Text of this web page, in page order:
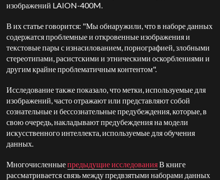
изображений LAION-400M.
В их статье говорится: "Мы обнаружили, что в наборе данных
содержатся проблемные и откровенные изображения и
текстовые пары с изнасилованием, порнографией, злобными
стереотипами, расистскими и этническими оскорблениями и
другим крайне проблематичным контентом".
Исследование также показало, что метки, используемые для
изображений, часто отражают или представляют собой
сознательные и бессознательные предубеждения, которые, в
свою очередь, накладывают предубеждения на модели
искусственного интеллекта, используемые для обучения
данных.
Многочисленныепредыдущие исследованияВ книге
рассматривается связь между предвзятыми наборами данных